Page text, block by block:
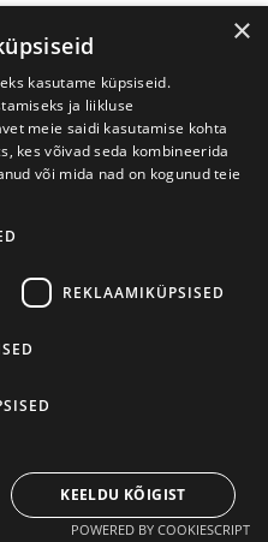
Kontaktid
×
kasutame küpsiseid.
ja liikluse
meie saidi kasutamise kohta
kes võivad seda kombineerida
või mida nad on kogunud teie
REKLAAMIKÜPSISED
KEELDU KÕIGIST
POWERED BY COOKIESCRIPT